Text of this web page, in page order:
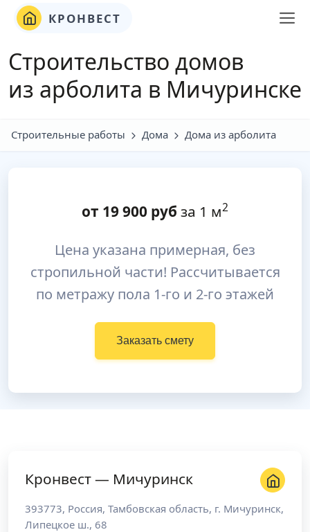
КРОНВЕСТ
Строительство домов
из арболита в Мичуринске
Строительные работы Дома Дома из арболита
от 19 900 руб за 1 м2
Цена указана примерная, без
стропильной части! Рассчитывается
по метражу пола 1-го и 2-го этажей
Заказать смету
Кронвест — Мичуринск
393773, Россия, Тамбовская область, г. Мичуринск,
Липецкое ш., 68